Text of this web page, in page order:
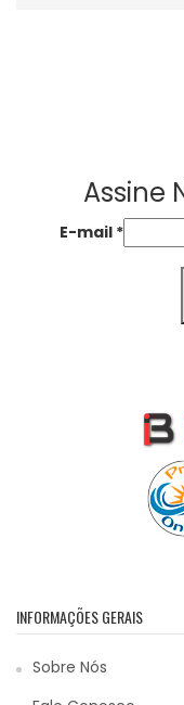
Assine
E-mail *
INFORMAÇÕES GERAIS
Sobre Nós